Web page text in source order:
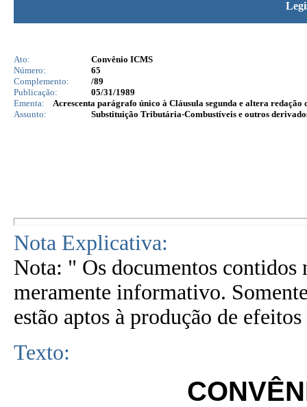
Ato:
Convênio ICMS
Número:
65
Complemento:
/89
Publicação:
05/31/1989
Ementa:
Acrescenta parágrafo único à Cláusula segunda e altera
Assunto:
Substituição Tributária-Combustíveis e outros
Nota Explicativa:
Nota: " Os documentos contidos
meramente informativo.
estão aptos à produção de
Texto: